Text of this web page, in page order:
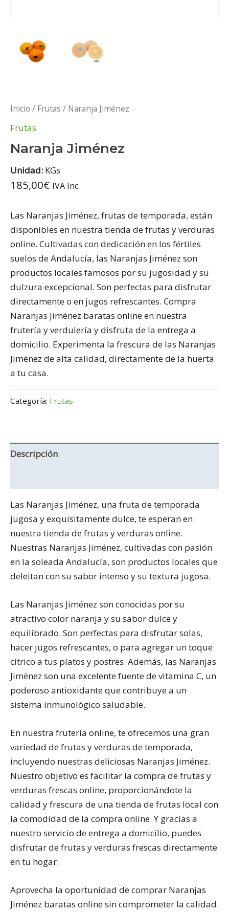
Inicio / Frutas / Naranja Jiménez
Frutas
Naranja Jiménez
Unidad: KGs
185,00€ IVA Inc.
Las Naranjas Jiménez, frutas de temporada, están
disponibles en nuestra tienda de frutas y verduras
online. Cultivadas con dedicación en los fértiles
suelos de Andalucía, las Naranjas Jiménez son
productos locales famosos por su jugosidad y su
dulzura excepcional. Son perfectas para disfrutar
directamente o en jugos refrescantes. Compra
Naranjas Jiménez baratas online en nuestra
frutería y verdulería y disfruta de la entrega a
domicilio. Experimenta la frescura de las Naranjas
Jiménez de alta calidad, directamente de la huerta
a tu casa.
Categoría: Frutas
Descripción
Las Naranjas Jiménez, una fruta de temporada
jugosa y exquisitamente dulce, te esperan en
nuestra tienda de frutas y verduras online.
Nuestras Naranjas Jiménez, cultivadas con pasión
en la soleada Andalucía, son productos locales que
deleitan con su sabor intenso y su textura jugosa.
Las Naranjas Jiménez son conocidas por su
atractivo color naranja y su sabor dulce y
equilibrado. Son perfectas para disfrutar solas,
hacer jugos refrescantes, o para agregar un toque
cítrico a tus platos y postres. Además, las Naranjas
Jiménez son una excelente fuente de vitamina C, un
poderoso antioxidante que contribuye a un
sistema inmunológico saludable.
En nuestra frutería online, te ofrecemos una gran
variedad de frutas y verduras de temporada,
incluyendo nuestras deliciosas Naranjas Jiménez.
Nuestro objetivo es facilitar la compra de frutas y
verduras frescas online, proporcionándote la
calidad y frescura de una tienda de frutas local con
la comodidad de la compra online. Y gracias a
nuestro servicio de entrega a domicilio, puedes
disfrutar de frutas y verduras frescas directamente
en tu hogar.
Aprovecha la oportunidad de comprar Naranjas
Jiménez baratas online sin comprometer la calidad.